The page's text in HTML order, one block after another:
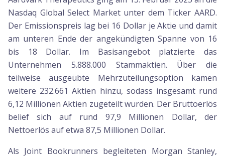
Nasdaq Global Select Market unter dem Ticker AARD.
Der Emissionspreis lag bei 16 Dollar je Aktie und damit
am unteren Ende der angekündigten Spanne von 16
bis 18 Dollar. Im Basisangebot platzierte das
Unternehmen 5.888.000 Stammaktien. Über die
teilweise ausgeübte Mehrzuteilungsoption kamen
weitere 232.661 Aktien hinzu, sodass insgesamt rund
6,12 Millionen Aktien zugeteilt wurden. Der Bruttoerlös
belief sich auf rund 97,9 Millionen Dollar, der
Nettoerlös auf etwa 87,5 Millionen Dollar.
Als Joint Bookrunners begleiteten Morgan Stanley,